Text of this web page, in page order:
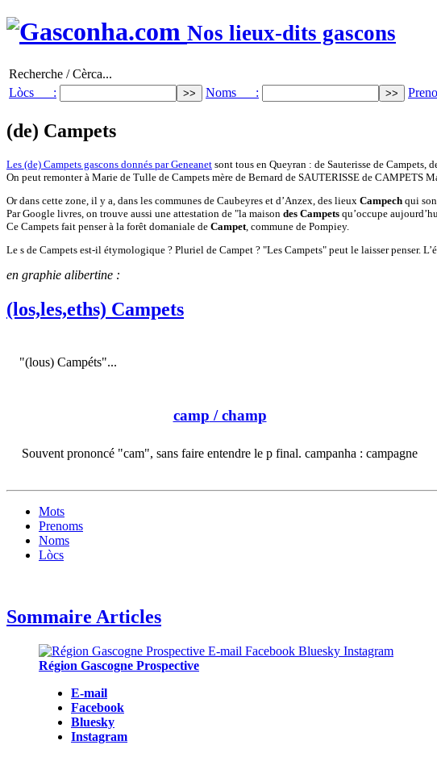
Nos lieux-dits gascons
Recherche / Cèrca...
Lòcs :
Noms :
(de) Campets
Les (de) Campets gascons donnés par Geneanet sont tous en Queyran : de Sauterisse de Campets,
On peut remonter à Marie de Tulle de Campets mère de Bernard de SAUTERISSE de CAMPETS
Or dans cette zone, il y a, dans les communes de Caubeyres et d’Anzex, des lieux Campech qui
Par Google livres, on trouve aussi une attestation de "la maison des Campets qu’occupe
Ce Campets fait penser à la forêt domaniale de Campet, commune de Pompiey.
Le s de Campets est-il étymologique ? Pluriel de Campet ? "Les Campets" peut le laisser penser.
en graphie alibertine :
(los,les,eths) Campets
"(lous) Campéts"...
camp / champ
Souvent prononcé "cam", sans faire entendre le p final. campanha : campagne
Mots
Prenoms
Noms
Lòcs
Sommaire Articles
Région Gascogne Prospective
E-mail
Facebook
Bluesky
Instagram